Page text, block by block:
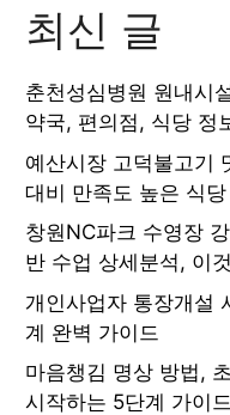
최신 글
춘천성심병원 원내시
약국, 편의점, 식당 정
예산시장 고덕불고기
대비 만족도 높은 식
창원NC파크 수영장
반 수업 상세분석, 이
개인사업자 통장개설
계 완벽 가이드
마음챙김 명상 방법,
시작하는 5단계 가이드